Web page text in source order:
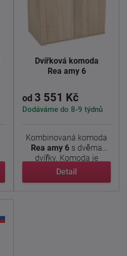
Dvířková komoda
Rea amy 6
od 3 551 Kč
Dodáváme do 8-9 týdnů
Kombinovaná komoda
Rea amy 6 s dvěma
dvířky. Komoda je
vyrobena z ...
Detail